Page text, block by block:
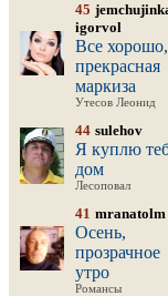
45
igorvol
Все хорошо,
прекрасная
маркиза
Утесов Леонид
44 sulehov
Я куплю
дом
Лесоповал
41 mranatolm
Осень,
прозрачное
утро
Романсы